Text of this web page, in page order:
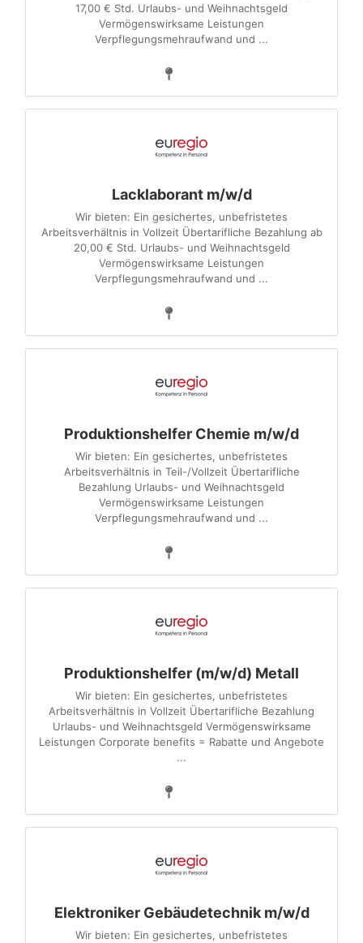
17,00 € Std. Urlaubs- und Weihnachtsgeld
Vermögenswirksame Leistungen
Verpflegungsmehraufwand und ...
Lacklaborant m/w/d
Wir bieten: Ein gesichertes, unbefristetes
Arbeitsverhältnis in Vollzeit Übertarifliche Bezahlung ab
20,00 € Std. Urlaubs- und Weihnachtsgeld
Vermögenswirksame Leistungen
Verpflegungsmehraufwand und ...
Produktionshelfer Chemie m/w/d
Wir bieten: Ein gesichertes, unbefristetes
Arbeitsverhältnis in Teil-/Vollzeit Übertarifliche
Bezahlung Urlaubs- und Weihnachtsgeld
Vermögenswirksame Leistungen
Verpflegungsmehraufwand und ...
Produktionshelfer (m/w/d) Metall
Wir bieten: Ein gesichertes, unbefristetes
Arbeitsverhältnis in Vollzeit Übertarifliche Bezahlung
Urlaubs- und Weihnachtsgeld Vermögenswirksame
Leistungen Corporate benefits = Rabatte und Angebote
...
Elektroniker Gebäudetechnik m/w/d
Wir bieten: Ein gesichertes, unbefristetes